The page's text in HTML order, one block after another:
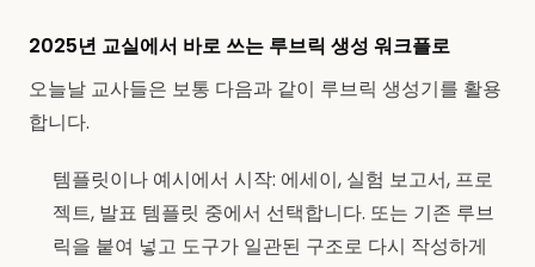
2025년 교실에서 바로 쓰는 루브릭 생성 워크플로
오늘날 교사들은 보통 다음과 같이 루브릭 생성기를 활용
합니다.
템플릿이나 예시에서 시작: 에세이, 실험 보고서, 프로
젝트, 발표 템플릿 중에서 선택합니다. 또는 기존 루브
릭을 붙여 넣고 도구가 일관된 구조로 다시 작성하게